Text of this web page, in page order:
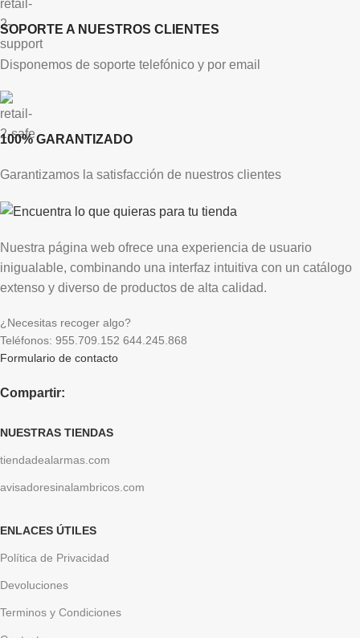
SOPORTE A NUESTROS CLIENTES
Disponemos de soporte telefónico y por email
100% GARANTIZADO
Garantizamos la satisfacción de nuestros clientes
Nuestra página web ofrece una experiencia de usuario
inigualable, combinando una interfaz intuitiva con un catálogo
extenso y diverso de productos de alta calidad.
¿Necesitas recoger algo?
Teléfonos: 955.709.152 644.245.868
Formulario de contacto
Compartir:
NUESTRAS TIENDAS
tiendadealarmas.com
avisadoresinalambricos.com
ENLACES ÚTILES
Política de Privacidad
Devoluciones
Terminos y Condiciones